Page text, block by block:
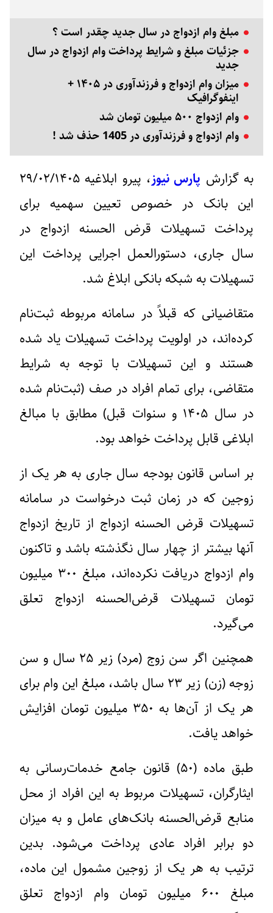
مبلغ وام ازدواج در سال جدید چقدر است ؟
جزئیات مبلغ و شرایط پرداخت وام ازدواج در سال
جدید
میزان وام ازدواج و فرزندآوری در ۱۴۰۵ +
اینفوگرافیک
وام ازدواج ۵۰۰ میلیون تومان شد
وام ازدواج و فرزندآوری در 1405 حذف شد !
به گزارش پارس نیوز
، پیرو ابلاغیه ۲۹‌‌‌‌‌‌‌/۰۲‌‌‌‌‌‌‌/۱۴۰۵
این بانک در خصوص تعیین سهمیه برای
پرداخت تسهیلات قرض الحسنه ازدواج در
سال جاری، دستورالعمل اجرایی پرداخت این
تسهیلات به شبکه بانکی ابلاغ شد.
متقاضیانی که قبلاً در سامانه مربوطه ثبت‌نام
کرده‌اند، در اولویت پرداخت تسهیلات یاد شده
هستند و این تسهیلات با توجه به شرایط
متقاضی، برای تمام افراد در صف (ثبت‌نام شده
در سال ۱۴۰۵ و سنوات قبل) مطابق با مبالغ
ابلاغی قابل پرداخت خواهد بود.
بر اساس قانون بودجه سال جاری به هر یک از
زوجین که در زمان ثبت درخواست در سامانه
تسهیلات قرض الحسنه ازدواج از تاریخ ازدواج
آنها بیشتر از چهار سال نگذشته باشد و تاکنون
وام ازدواج دریافت نکرده‌اند، مبلغ ۳۰۰ میلیون
تومان تسهیلات قرض‌الحسنه ازدواج تعلق
می‌گیرد.
همچنین اگر سن زوج (مرد) زیر ۲۵ سال و سن
زوجه (زن) زیر ۲۳ سال باشد، مبلغ این وام برای
هر یک از آن‌ها به ۳۵۰ میلیون تومان افزایش
خواهد یافت.
طبق ماده (۵۰) قانون جامع خدمات‌رسانی به
ایثارگران، تسهیلات مربوط به این افراد از محل
منابع قرض‌الحسنه بانک‌های عامل و به میزان
دو برابر افراد عادی پرداخت می‌شود. بدین
ترتیب به هر یک از زوجین مشمول این ماده،
مبلغ ۶۰۰ میلیون تومان وام ازدواج تعلق